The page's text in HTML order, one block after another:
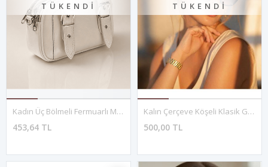
TÜKENDI
Kadın Üç Bölmeli Fermuarlı Mini Çanta Günlük El Ve Omuz Modeli
453,64 TL
TÜKENDI
Kalın Çerçeve Köşeli Klasik Güneş Gözlüğü
500,00 TL